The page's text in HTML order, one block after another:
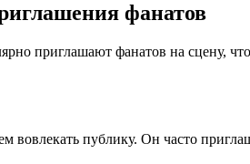
фанатов
приглашают фанатов на сцену,
публику. Он часто